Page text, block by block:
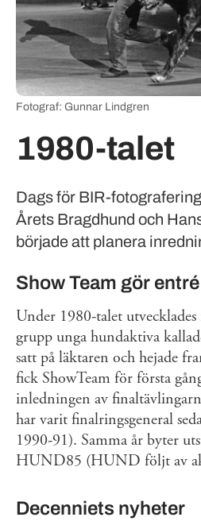
1980-talet
Dags för BIR-
Årets Bragdhund och
började att planera
Fotograf: Gunnar Lindgren
Show Team gör entré
Under 1980-talet
grupp unga hundaktiva
satt på läktaren och hejade
fick ShowTeam för första
inledningen av
har varit finalringsgeneral
1990-91). Samma år byter
HUND85 (HUND följt av
Decenniets nyheter